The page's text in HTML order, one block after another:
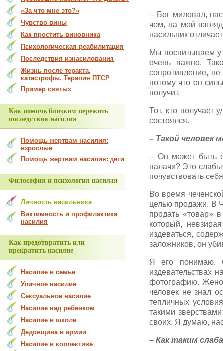
– Бог миловал,
чем, на мой
насильник
Мы воспитываем у
очень важно.
сопротивление, не
потому что он
получит.
Тот, кто получает
состоялся.
– Такой
– Он может быть
палачи? Это
почувствовать
Во время
целью продажи. В
продать «товар»
который,
издеваться,
заложников, он
Я его понимаю.
издевательствах
фотографию.
человек не знал
тепличных
такими
своих. Я думаю,
– Как таким
«За что мне это?»
Чувство вины
Как простить виновника
Психологическая реабилитация
Последствия изнасилования
Жизнь после теракта,
катастрофы. Терапия ПТСР
Пример святых
Как помочь близким пережить
последствия насилия
Помощь жертвам насилия:
взрослые
Помощь жертвам насилия: дети
Философия и психология насилия
Личность насильника
Виктимность и профилактика
насилия
Как предотвратить или
прекратить насилие
Насилие в семье
Уличное насилие
Сексуальное насилие
Насилие над ребенком
Насилие в школе
Дедовщина в армии
Насилие в коллективе